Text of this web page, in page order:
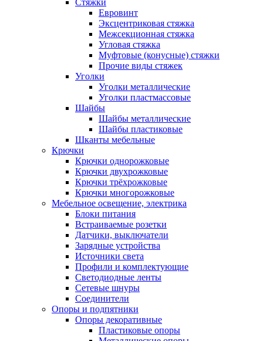
Евровинт
Эксцентриковая стяжка
Межсекционная стяжка
Угловая стяжка
Муфтовые (конусные) стяжки
Прочие виды стяжек
Уголки
Уголки металлические
Уголки пластмассовые
Шайбы
Шайбы металлические
Шайбы пластиковые
Шканты мебельные
Крючки
Крючки однорожковые
Крючки двухрожковые
Крючки трёхрожковые
Крючки многорожковые
Мебельное освещение, электрика
Блоки питания
Встраиваемые розетки
Датчики, выключатели
Зарядные устройства
Источники света
Профили и комплектующие
Светодиодные ленты
Сетевые шнуры
Соединители
Опоры и подпятники
Опоры декоративные
Пластиковые опоры